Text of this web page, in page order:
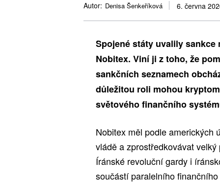
Autor: Denisa Šenkeříková 6. června
Spojené státy uvalily
Nobitex. Viní ji z toho, že
sankčních seznamech
důležitou roli mohou
světového finančního
Nobitex měl podle amerických
vládě a zprostředkovávat
Íránské revoluční gardy i
součástí paralelního